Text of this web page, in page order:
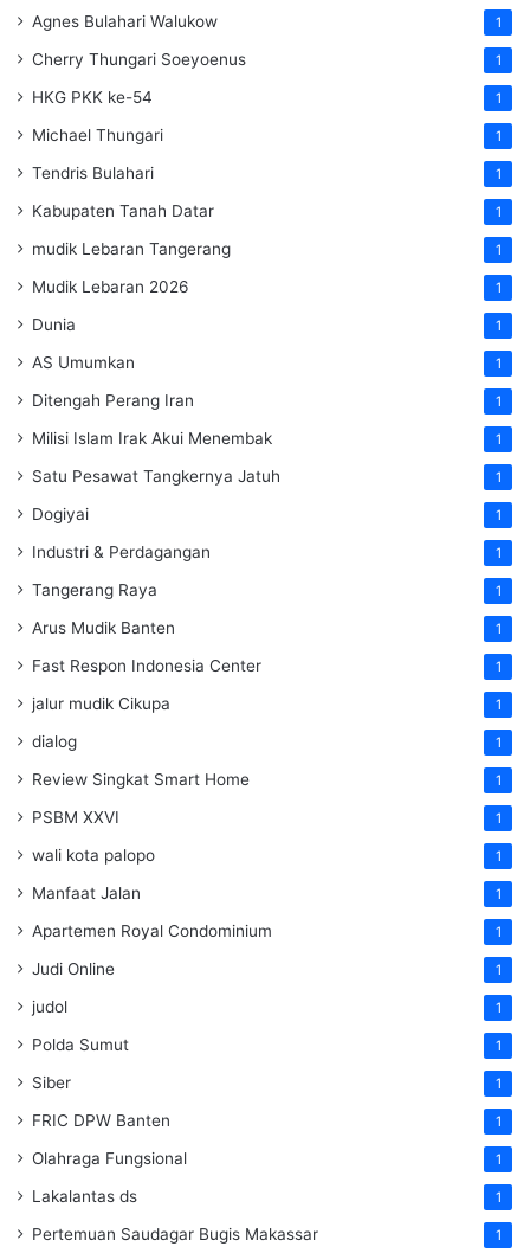
Agnes Bulahari Walukow 1
Cherry Thungari Soeyoenus 1
HKG PKK ke-54 1
Michael Thungari 1
Tendris Bulahari 1
Kabupaten Tanah Datar 1
mudik Lebaran Tangerang 1
Mudik Lebaran 2026 1
Dunia 1
AS Umumkan 1
Ditengah Perang Iran 1
Milisi Islam Irak Akui Menembak 1
Satu Pesawat Tangkernya Jatuh 1
Dogiyai 1
Industri & Perdagangan 1
Tangerang Raya 1
Arus Mudik Banten 1
Fast Respon Indonesia Center 1
jalur mudik Cikupa 1
dialog 1
Review Singkat Smart Home 1
PSBM XXVI 1
wali kota palopo 1
Manfaat Jalan 1
Apartemen Royal Condominium 1
Judi Online 1
judol 1
Polda Sumut 1
Siber 1
FRIC DPW Banten 1
Olahraga Fungsional 1
Lakalantas ds 1
Pertemuan Saudagar Bugis Makassar 1